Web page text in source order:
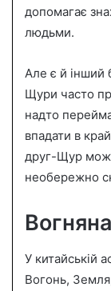
допомагає
людьми.
Але є й інший
Щури часто
надто
впадати в
друг-Щур
необережно
У китайській
Вогонь,